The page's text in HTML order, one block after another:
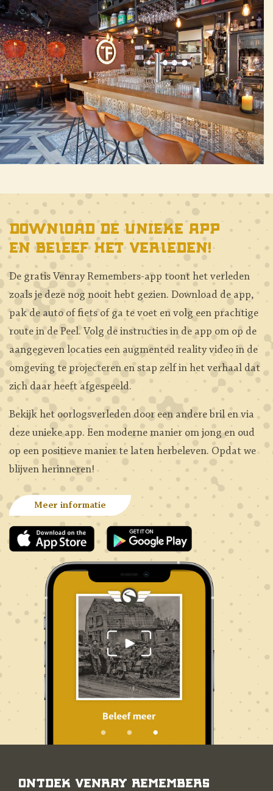
Download de unieke app
en beleef het verleden!
De gratis Venray Remembers-app toont het verleden
zoals je deze nog nooit hebt gezien. Download de app,
pak de auto of fiets of ga te voet en volg een prachtige
route in de Peel. Volg de instructies in de app om op de
aangegeven locaties een augmented reality video in de
omgeving te projecteren en stap zelf in het verhaal dat
zich daar heeft afgespeeld.
Bekijk het oorlogsverleden door een andere bril en via
deze unieke app. Een moderne manier om jong en oud
op een positieve manier te laten herbeleven. Opdat we
blijven herinneren!
Meer informatie
Ontdek Venray Remembers